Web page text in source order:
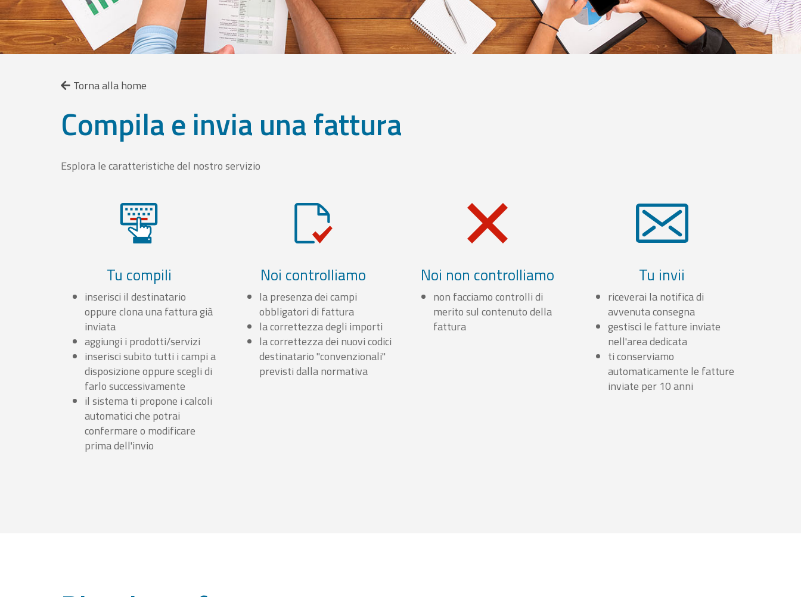
Torna alla home
Compila e invia una fattura
Esplora le caratteristiche del nostro servizio
Tu compili
inserisci il destinatario
oppure clona una fattura già
inviata
aggiungi i prodotti/servizi
inserisci subito tutti i campi a
disposizione oppure scegli di
farlo successivamente
il sistema ti propone i calcoli
automatici che potrai
confermare o modificare
prima dell'invio
Noi controlliamo
la presenza dei campi
obbligatori di fattura
la correttezza degli importi
la correttezza dei nuovi codici
destinatario "convenzionali"
previsti dalla normativa
Noi non controlliamo
non facciamo controlli di
merito sul contenuto della
fattura
Tu invii
riceverai la notifica di
avvenuta consegna
gestisci le fatture inviate
nell'area dedicata
ti conserviamo
automaticamente le fatture
inviate per 10 anni